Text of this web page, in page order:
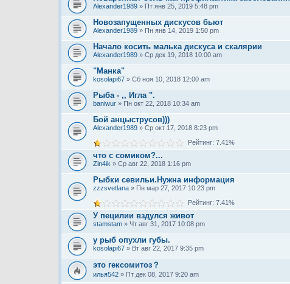
Alexander1989 » Пт янв 25, 2019 5:48 pm
Новозапущенных дискусов бьют
Alexander1989 » Пн янв 14, 2019 1:50 pm
Начало косить малька дискуса и скалярии
Alexander1989 » Ср дек 19, 2018 10:00 am
"Манка"
kosolapi67 » Сб ноя 10, 2018 12:00 am
Рыба - ,, Игла ".
baniwur » Пн окт 22, 2018 10:34 am
Бой анцыструсов)))
Alexander1989 » Ср окт 17, 2018 8:23 pm
Рейтинг: 7.41%
что с сомиком?...
Zin4ik » Ср авг 22, 2018 1:16 pm
Рыбки севильи.Нужна информация
zzzsvetlana » Пн мар 27, 2017 10:23 pm
Рейтинг: 7.41%
У пецилии вздулся живот
stamstam » Чт авг 31, 2017 10:08 pm
у рыб опухли губы.
kosolapi67 » Вт авг 22, 2017 9:35 pm
это гексомитоз？
илья542 » Пт дек 08, 2017 9:20 am